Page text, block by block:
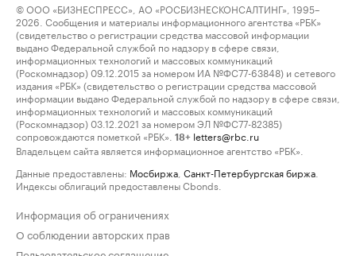
© ООО «БИЗНЕСПРЕСС», АО «РОСБИЗНЕСКОНСАЛТИНГ», 1995–
2026. Сообщения и материалы информационного агентства «РБК»
(свидетельство о регистрации средства массовой информации
выдано Федеральной службой по надзору в сфере связи,
информационных технологий и массовых коммуникаций
(Роскомнадзор) 09.12.2015 за номером ИА №ФС77-63848) и сетевого
издания «РБК» (свидетельство о регистрации средства массовой
информации выдано Федеральной службой по надзору в сфере связи,
информационных технологий и массовых коммуникаций
(Роскомнадзор) 03.12.2021 за номером ЭЛ №ФС77-82385)
сопровождаются пометкой «РБК».
18+ letters@rbc.ru
Владельцем сайта является информационное агентство «РБК».
Данные предоставлены: Мосбиржа Санкт-Петербургская биржа
Индексы облигаций предоставлены Cbonds.
Информация об ограничениях
О соблюдении авторских прав